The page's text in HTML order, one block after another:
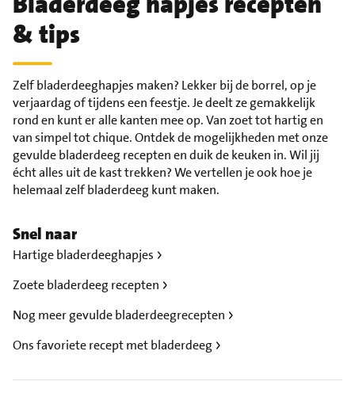
& tips
Zelf bladerdeeghapjes maken? Lekker bij de borrel, op je
verjaardag of tijdens een feestje. Je deelt ze gemakkelijk
rond en kunt er alle kanten mee op. Van zoet tot hartig en
van simpel tot chique. Ontdek de mogelijkheden met onze
gevulde bladerdeeg recepten en duik de keuken in. Wil jij
écht alles uit de kast trekken? We vertellen je ook hoe je
helemaal zelf bladerdeeg kunt maken.
Snel naar
Hartige bladerdeeghapjes
Zoete bladerdeeg recepten
Nog meer gevulde bladerdeegrecepten
Ons favoriete recept met bladerdeeg